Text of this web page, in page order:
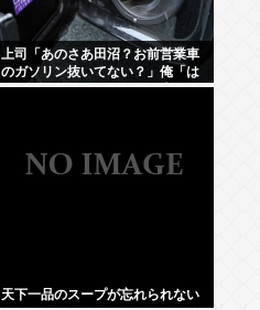
上司「あのさあ田沼？お前営業車
のガソリン抜いてない？」俺「は
ぁ？どういうことすか？」上司
天下一品のスープが忘れられない